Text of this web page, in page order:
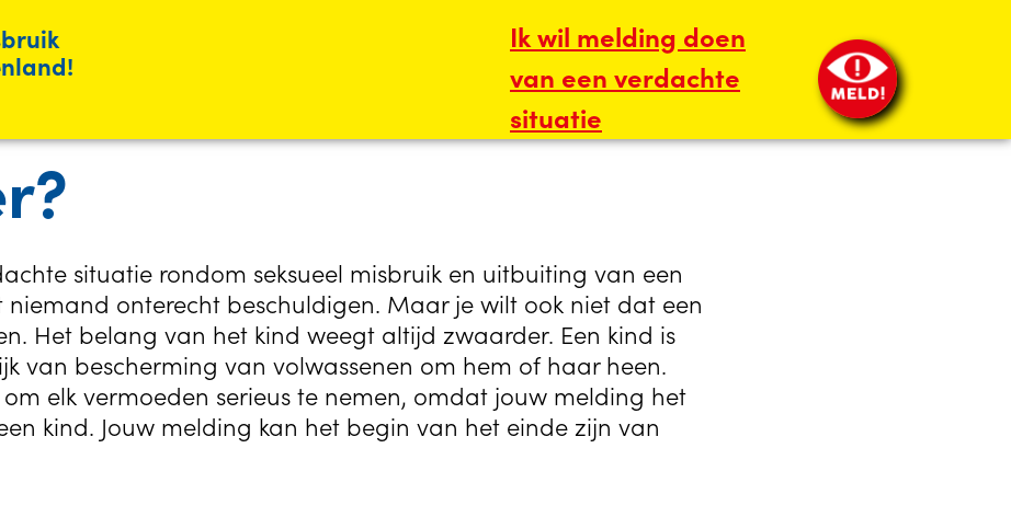
Ik wil melding doen
van een verdachte
situatie
situatie rondom seksueel misbruik en uitbuiting van een
niemand onterecht beschuldigen. Maar je wilt ook niet dat een
Het belang van het kind weegt altijd zwaarder. Een kind is
van bescherming van volwassenen om hem of haar heen.
elk vermoeden serieus te nemen, omdat jouw melding het
kind. Jouw melding kan het begin van het einde zijn van